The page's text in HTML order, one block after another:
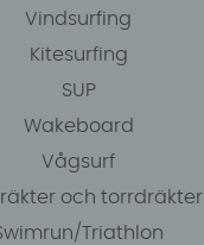
Vindsurfing
Kitesurfing
SUP
Wakeboard
Vågsurf
och torrdräkter
Triathlon